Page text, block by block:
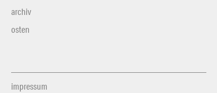
archiv
osten
impressum